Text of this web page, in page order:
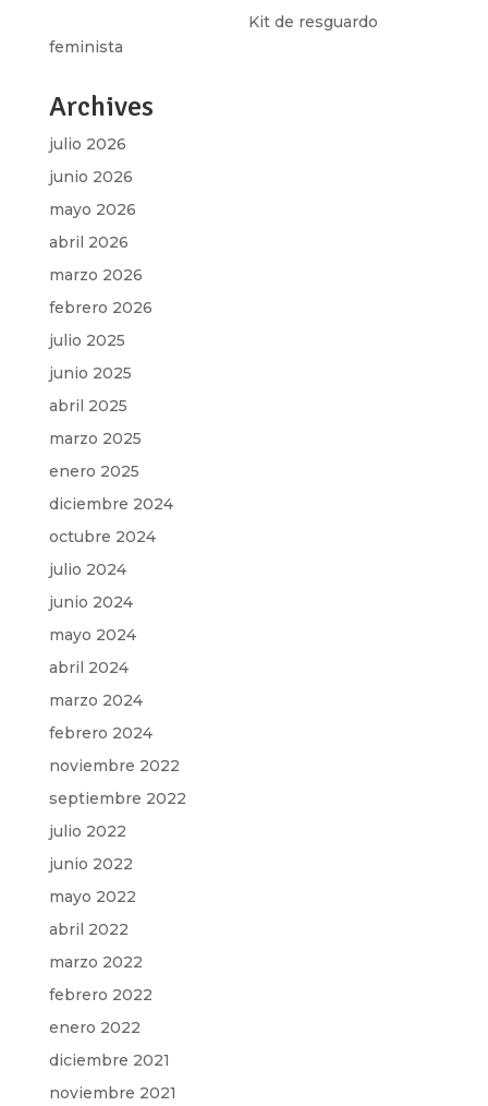
Kit de resguardo
feminista
Archives
julio 2026
junio 2026
mayo 2026
abril 2026
marzo 2026
febrero 2026
julio 2025
junio 2025
abril 2025
marzo 2025
enero 2025
diciembre 2024
octubre 2024
julio 2024
junio 2024
mayo 2024
abril 2024
marzo 2024
febrero 2024
noviembre 2022
septiembre 2022
julio 2022
junio 2022
mayo 2022
abril 2022
marzo 2022
febrero 2022
enero 2022
diciembre 2021
noviembre 2021